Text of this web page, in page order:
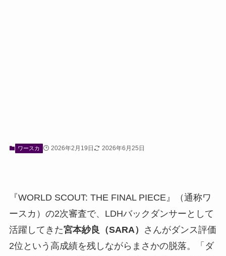
ワースカ 2026年2月19日 2026年6月25日
『WORLD SCOUT: THE FINAL PIECE』（通称ワ
ースカ）の2次審査で、LDHバックダンサーとして
活躍してきた宮本紗良（SARA）
さんがダンス評価
2位という高成績を残しながらまさかの脱落。「ダ